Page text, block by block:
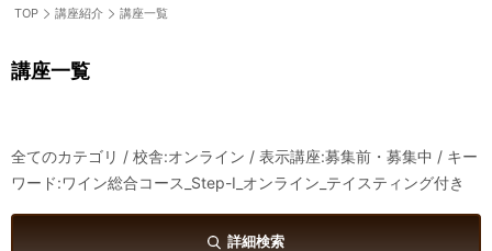
TOP 講座紹介 講座一覧
講座一覧
全てのカテゴリ / 校舎:オンライン / 表示講座:募集前・募集中 / キー
ワード:ワイン総合コース_Step-Ⅰ_オンライン_テイスティング付き
詳細検索